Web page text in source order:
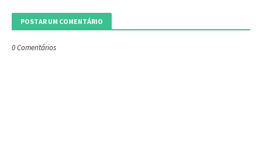
POSTAR UM COMENTÁRIO
0 Comentários